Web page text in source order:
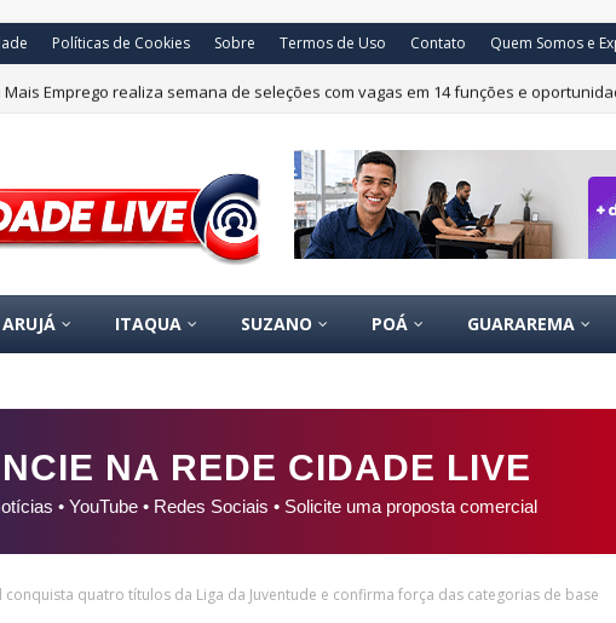
Políticas de Cookies Sobre Termos de Uso Contato Quem Somos e
Mais Emprego realiza semana de seleções com vagas em 14 funções e
ARUJÁ ITAQUA SUZANO POÁ GUARAREMA
NA REDE CIDADE LIVE
• YouTube • Redes Sociais • Solicite uma proposta comercial
conquista quatro títulos da Liga da Juventude e confirma força das categorias de base